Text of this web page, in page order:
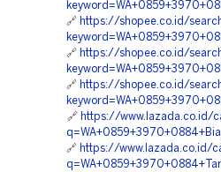
🔗 https://shopee.co.id/
🔗 https://shopee.co.id/
🔗 https://shopee.co.id/
🔗 https://www.lazada.co.id/
🔗 https://www.lazada.co.id/